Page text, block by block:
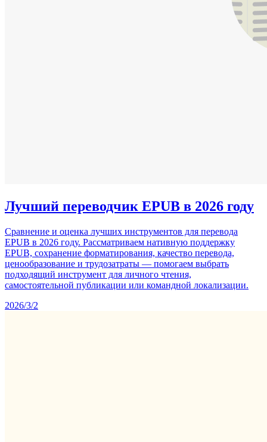
Лучший переводчик EPUB в 2026 году
Сравнение и оценка лучших инструментов для перевода
EPUB в 2026 году. Рассматриваем нативную поддержку
EPUB, сохранение форматирования, качество перевода,
ценообразование и трудозатраты — помогаем выбрать
подходящий инструмент для личного чтения,
самостоятельной публикации или командной локализации.
2026/3/2